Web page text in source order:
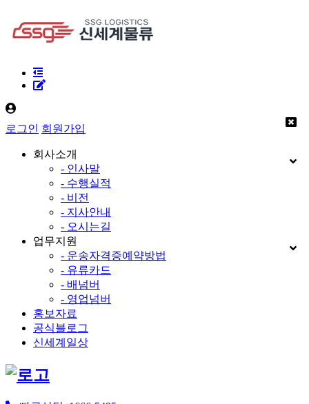
로그인 회원가입
회사소개
- 인사말
- 수행실적
- 비전
- 지사안내
- 오시는길
업무지원
- 운송자격증예약방법
- 유류카드
- 배넘버
- 영업넘버
홍보자료
공식블로그
신세계일상